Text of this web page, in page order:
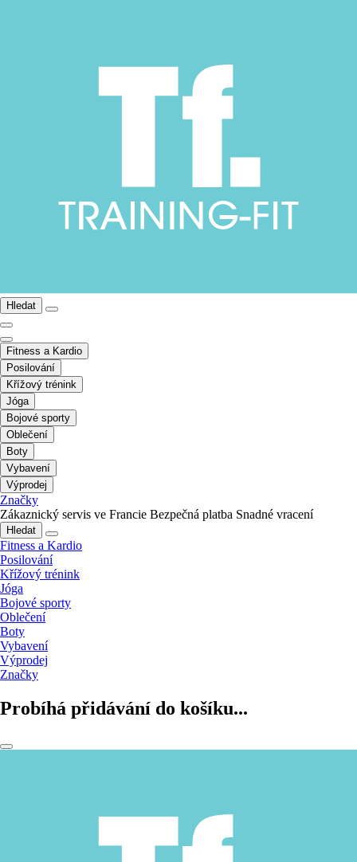
Hledat
Fitness a Kardio
Posilování
Křížový trénink
Jóga
Bojové sporty
Oblečení
Boty
Vybavení
Výprodej
Značky
Zákaznický servis ve Francie Bezpečná platba Snadné vracení
Hledat
Fitness a Kardio
Posilování
Křížový trénink
Jóga
Bojové sporty
Oblečení
Boty
Vybavení
Výprodej
Značky
Probíhá přidávání do košíku...